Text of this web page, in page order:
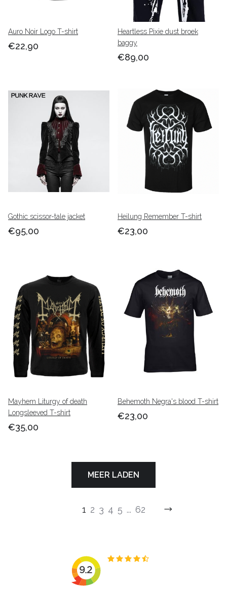
Auro Noir Logo T-shirt
€22,90
Heartless Pixie dust broek
baggy
€89,00
Gothic scissor-tale jacket
€95,00
Heilung Remember T-shirt
€23,00
Mayhem Liturgy of death
Longsleeved T-shirt
€35,00
Behemoth Negra's blood T-shirt
€23,00
MEER LADEN
1 2 3 4 5 ... 62